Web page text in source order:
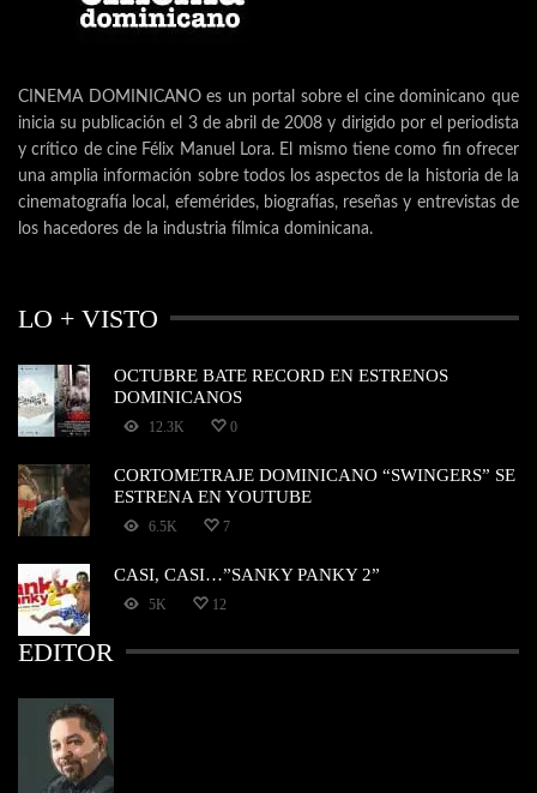
CINEMA DOMINICANO es un portal sobre el cine dominicano que
inicia su publicación el 3 de abril de 2008 y dirigido por el periodista
y crítico de cine Félix Manuel Lora. El mismo tiene como fin ofrecer
una amplia información sobre todos los aspectos de la historia de la
cinematografía local, efemérides, biografías, reseñas y entrevistas de
los hacedores de la industria fílmica dominicana.
LO + VISTO
OCTUBRE BATE RECORD EN ESTRENOS
DOMINICANOS
12.3K 0
CORTOMETRAJE DOMINICANO “SWINGERS” SE
ESTRENA EN YOUTUBE
6.5K 7
CASI, CASI…”SANKY PANKY 2”
5K 12
EDITOR